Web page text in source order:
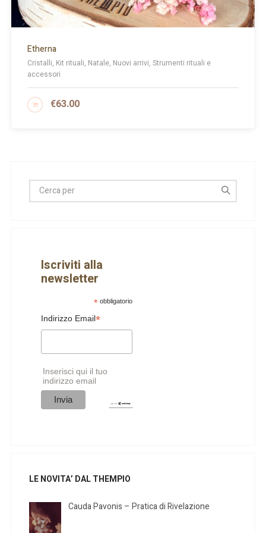
Etherna
Cristalli, Kit rituali, Natale, Nuovi arrivi, Strumenti rituali e
accessori
€63.00
AGGIUNGI AL CARRELLO
Iscriviti alla
newsletter
*obbligatorio
Indirizzo Email*
Inserisci qui il tuo
indirizzo email
LE NOVITA’ DAL THEMPIO
Cauda Pavonis – Pratica di Rivelazione